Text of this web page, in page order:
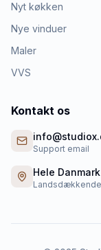
Nyt køkken
Nye vinduer
Maler
VVS
Kontakt os
Support email
Hele Danmark